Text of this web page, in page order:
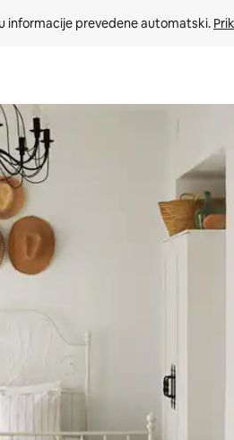
informacije prevedene automatski.
strelicama prema gore i prema